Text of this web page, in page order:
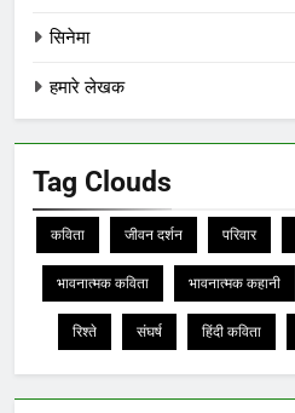
सिनेमा
हमारे लेखक
Tag Clouds
कविता जीवन दर्शन परिवार
भावनात्मक कविता भावनात्मक कहानी
रिश्ते संघर्ष हिंदी कविता